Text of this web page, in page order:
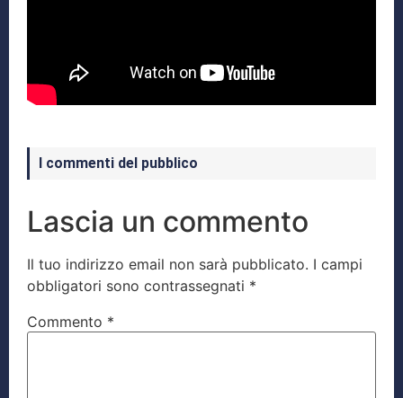
I commenti del pubblico
Lascia un commento
Il tuo indirizzo email non sarà pubblicato. I campi
obbligatori sono contrassegnati *
Commento *